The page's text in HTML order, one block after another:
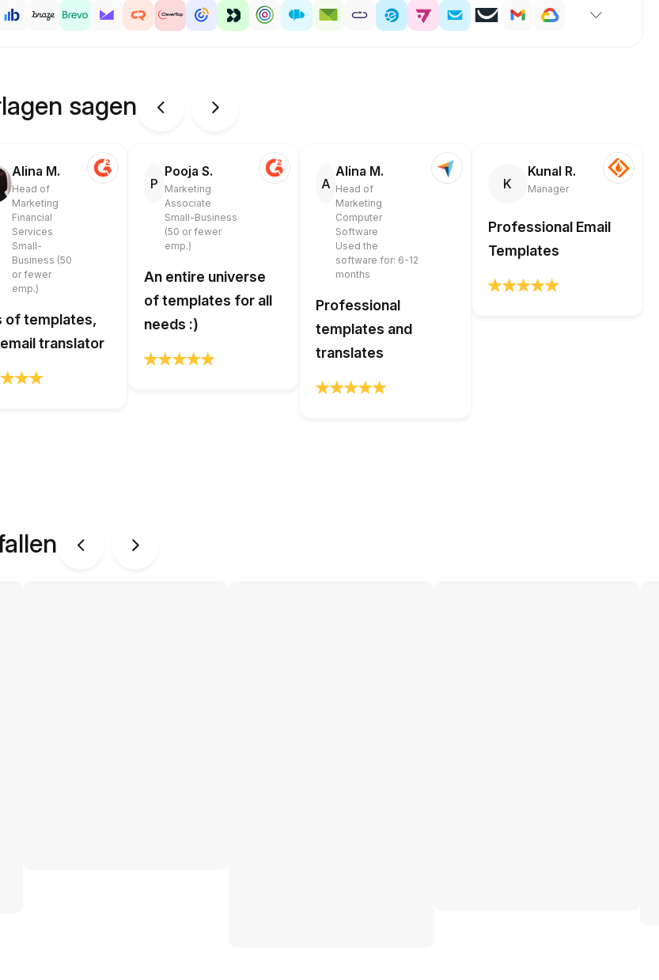
sagen
Alina M.
Head of
Marketing
Financial
Services
Small-
Business (50
or fewer
emp.)
of templates,
translator
P
Pooja S.
Marketing
Associate
Small-Business
(50 or fewer
emp.)
An entire universe
of templates for all
needs :)
A
Alina M.
Head of
Marketing
Computer
Software
Used the
software for: 6-12
months
Professional
templates and
translates
K
Kunal R.
Manager
Professional Email
Templates